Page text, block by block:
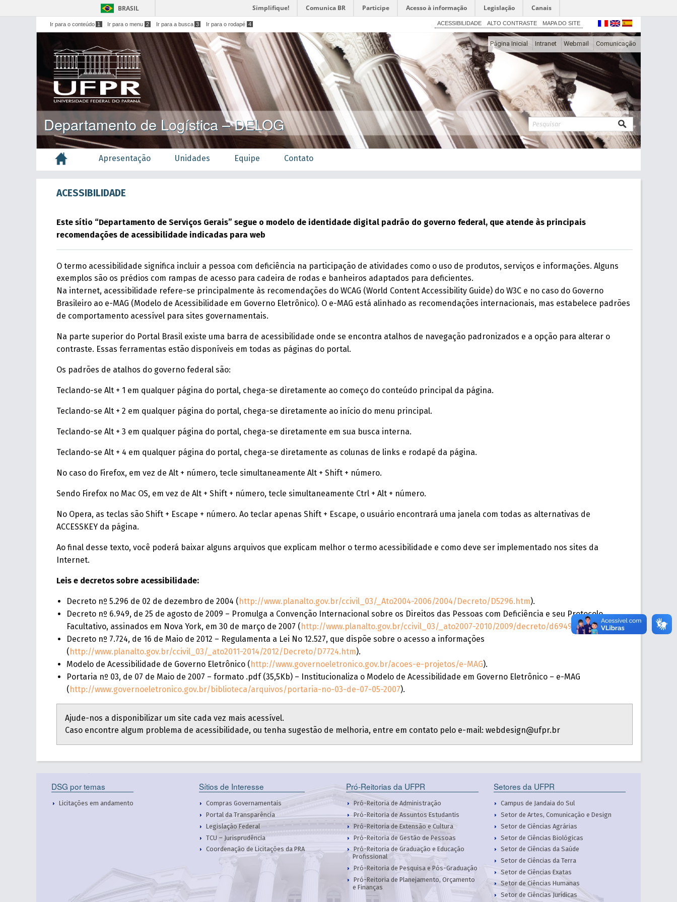
BRASIL Simplifique! Comunica BR Participe Acesso à informação Legislação Canais
Ir para o conteúdo 1 Ir para o menu 2 Ir para a busca 3 Ir para o rodapé 4 ACESSIBILIDADE ALTO CONTRASTE MAPA DO SITE
Página Inicial Intranet Webmail Comunicação
Departamento de Logística – DELOG
Apresentação Unidades Equipe Contato
ACESSIBILIDADE
Este sítio “Departamento de Serviços Gerais” segue o modelo de identidade digital padrão do governo federal, que atende às principais
recomendações de acessibilidade indicadas para web
O termo acessibilidade significa incluir a pessoa com deficiência na participação de atividades como o uso de produtos, serviços e informações. Alguns
exemplos são os prédios com rampas de acesso para cadeira de rodas e banheiros adaptados para deficientes.
Na internet, acessibilidade refere-se principalmente às recomendações do WCAG (World Content Accessibility Guide) do W3C e no caso do Governo
Brasileiro ao e-MAG (Modelo de Acessibilidade em Governo Eletrônico). O e-MAG está alinhado as recomendações internacionais, mas estabelece padrões
de comportamento acessível para sites governamentais.
Na parte superior do Portal Brasil existe uma barra de acessibilidade onde se encontra atalhos de navegação padronizados e a opção para alterar o
contraste. Essas ferramentas estão disponíveis em todas as páginas do portal.
Os padrões de atalhos do governo federal são:
Teclando-se Alt + 1 em qualquer página do portal, chega-se diretamente ao começo do conteúdo principal da página.
Teclando-se Alt + 2 em qualquer página do portal, chega-se diretamente ao início do menu principal.
Teclando-se Alt + 3 em qualquer página do portal, chega-se diretamente em sua busca interna.
Teclando-se Alt + 4 em qualquer página do portal, chega-se diretamente as colunas de links e rodapé da página.
No caso do Firefox, em vez de Alt + número, tecle simultaneamente Alt + Shift + número.
Sendo Firefox no Mac OS, em vez de Alt + Shift + número, tecle simultaneamente Ctrl + Alt + número.
No Opera, as teclas são Shift + Escape + número. Ao teclar apenas Shift + Escape, o usuário encontrará uma janela com todas as alternativas de
ACCESSKEY da página.
Ao final desse texto, você poderá baixar alguns arquivos que explicam melhor o termo acessibilidade e como deve ser implementado nos sites da
Internet.
Leis e decretos sobre acessibilidade:
Decreto nº 5.296 de 02 de dezembro de 2004 ( http://www.planalto.gov.br/ccivil_03/_Ato2004-2006/2004/Decreto/D5296.htm).
Decreto nº 6.949, de 25 de agosto de 2009 – Promulga a Convenção Internacional sobre os Direitos das Pessoas com Deficiência e seu Protocolo
Facultativo, assinados em Nova York, em 30 de março de 2007 ( http://www.planalto.gov.br/ccivil_03/_ato2007-2010/2009/decreto/d6949.htm).
Decreto nº 7.724, de 16 de Maio de 2012 – Regulamenta a Lei No 12.527, que dispõe sobre o acesso a informações
( http://www.planalto.gov.br/ccivil_03/_ato2011-2014/2012/Decreto/D7724.htm).
Modelo de Acessibilidade de Governo Eletrônico ( http://www.governoeletronico.gov.br/acoes-e-projetos/e-MAG).
Portaria nº 03, de 07 de Maio de 2007 – formato .pdf (35,5Kb) – Institucionaliza o Modelo de Acessibilidade em Governo Eletrônico – e-MAG
( http://www.governoeletronico.gov.br/biblioteca/arquivos/portaria-no-03-de-07-05-2007).
Ajude-nos a disponibilizar um site cada vez mais acessível.
Caso encontre algum problema de acessibilidade, ou tenha sugestão de melhoria, entre em contato pelo e-mail: webdesign@ufpr.br
DSG por temas
Licitações em andamento
Sítios de Interesse
Compras Governamentais
Portal da Transparência
Legislação Federal
TCU – Jurisprudência
Coordenação de Licitações da PRA
Pró-Reitorias da UFPR
Pró-Reitoria de Administração
Pró-Reitoria de Assuntos Estudantis
Pró-Reitoria de Extensão e Cultura
Pró-Reitoria de Gestão de Pessoas
Pró-Reitoria de Graduação e Educação
Profissional
Pró-Reitoria de Pesquisa e Pós-Graduação
Pró-Reitoria de Planejamento, Orçamento
e Finanças
Setores da UFPR
Campus de Jandaia do Sul
Setor de Artes, Comunicação e Design
Setor de Ciências Agrárias
Setor de Ciências Biológicas
Setor de Ciências da Saúde
Setor de Ciências da Terra
Setor de Ciências Exatas
Setor de Ciências Humanas
Setor de Ciências Jurídicas